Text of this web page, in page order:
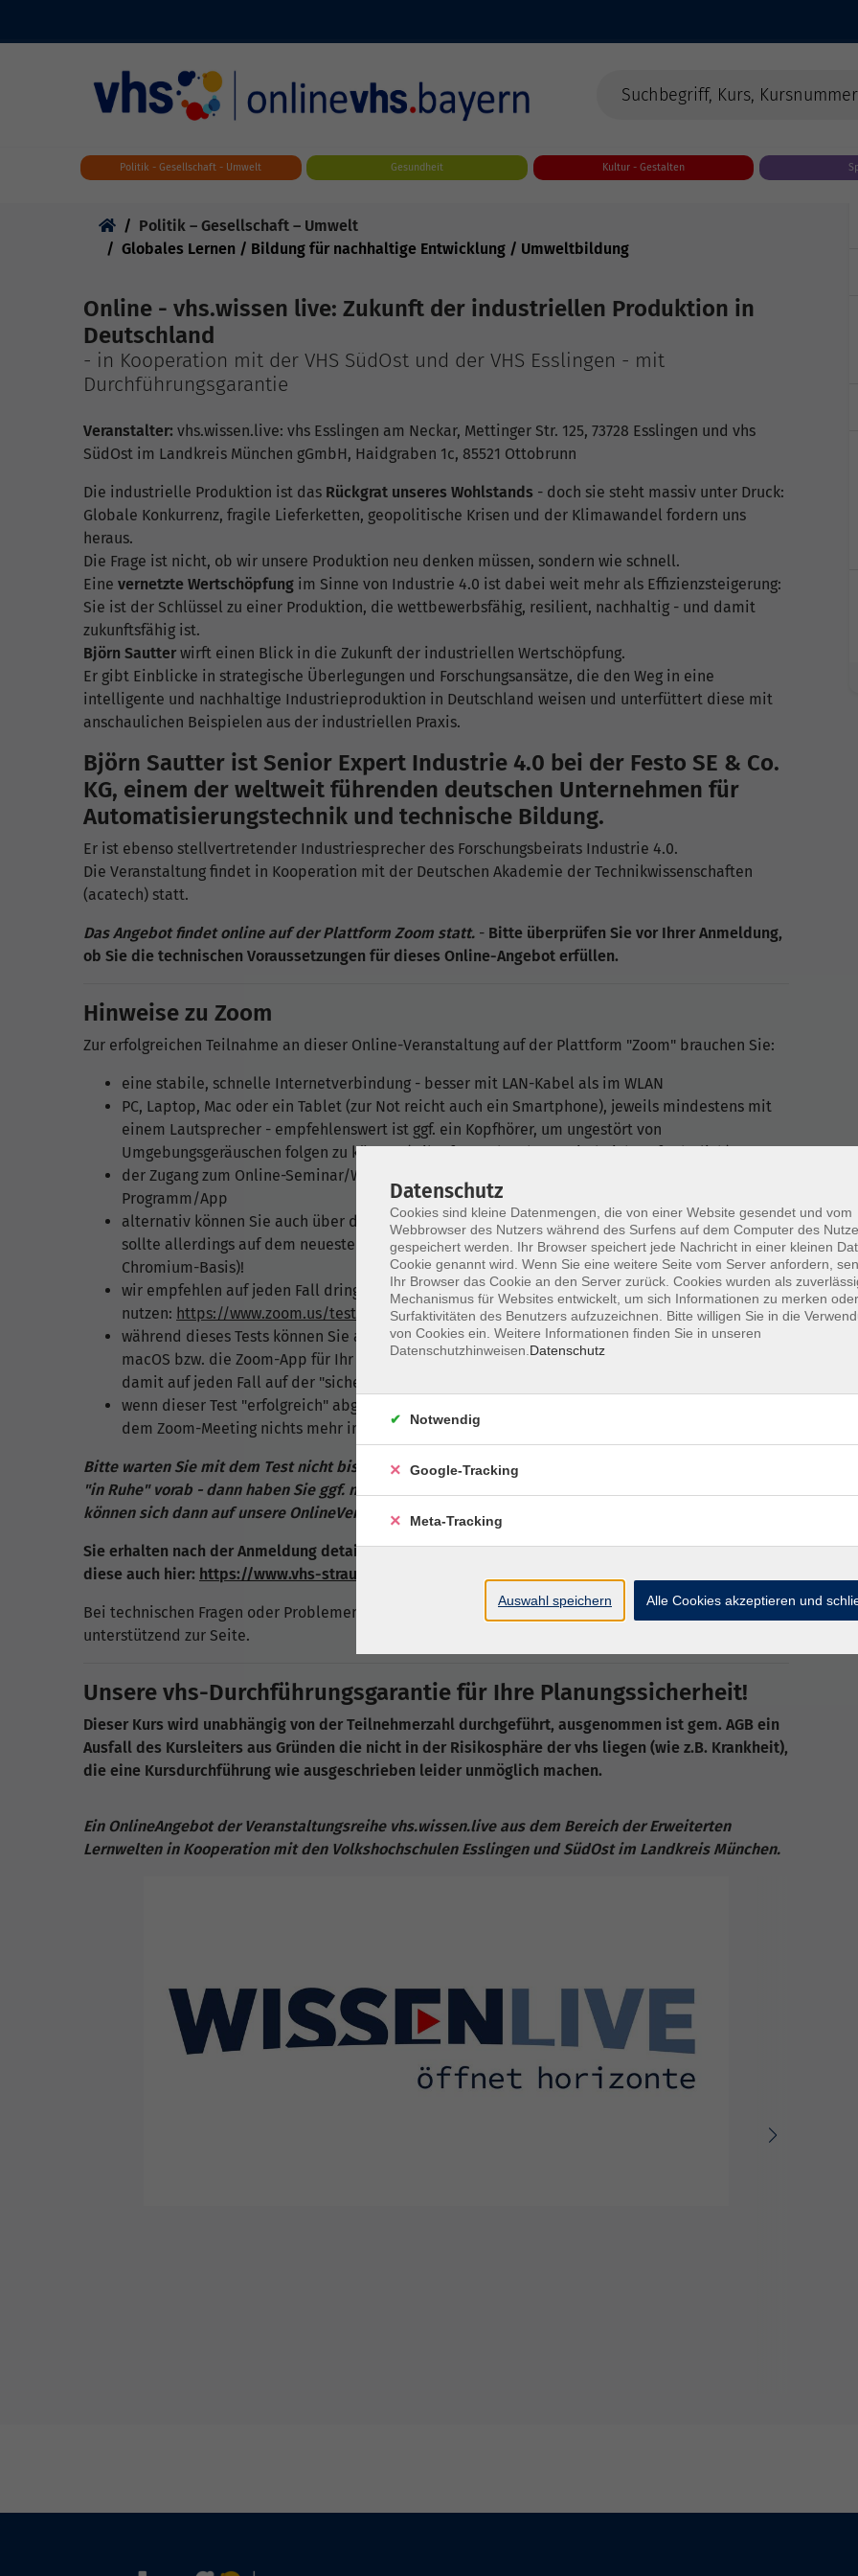
Skip to main content
Politik - Gesellschaft - Umwelt Gesundheit Kultur - Gestalten
Politik – Gesellschaft – Umwelt
Globales Lernen / Bildung für nachhaltige Entwicklung / Umweltbildung
Online - vhs.wissen live: Zukunft der industriellen Produktion in
Deutschland
- in Kooperation mit der VHS SüdOst und der VHS Esslingen - mit
Durchführungsgarantie
Veranstalter: vhs.wissen.live: vhs Esslingen am Neckar, Mettinger Str. 125, 73728 Esslingen und vhs
SüdOst im Landkreis München gGmbH, Haidgraben 1c, 85521 Ottobrunn
Die industrielle Produktion ist das Rückgrat unseres Wohlstands - doch sie steht massiv unter Druck:
Globale Konkurrenz, fragile Lieferketten, geopolitische Krisen und der Klimawandel fordern uns
heraus.
Die Frage ist nicht, ob wir unsere Produktion neu denken müssen, sondern wie schnell.
Eine vernetzte Wertschöpfung im Sinne von Industrie 4.0 ist dabei weit mehr als Effizienzsteigerung:
Sie ist der Schlüssel zu einer Produktion, die wettbewerbsfähig, resilient, nachhaltig - und damit
zukunftsfähig ist.
Björn Sautter wirft einen Blick in die Zukunft der industriellen Wertschöpfung.
Er gibt Einblicke in strategische Überlegungen und Forschungsansätze, die den Weg in eine
intelligente und nachhaltige Industrieproduktion in Deutschland weisen und unterfüttert diese mit
anschaulichen Beispielen aus der industriellen Praxis.
Björn Sautter ist Senior Expert Industrie 4.0 bei der Festo SE & Co.
KG, einem der weltweit führenden deutschen Unternehmen für
Automatisierungstechnik und technische Bildung.
Er ist ebenso stellvertretender Industriesprecher des Forschungsbeirats Industrie 4.0.
Die Veranstaltung findet in Kooperation mit der Deutschen Akademie der Technikwissenschaften
(acatech) statt.
Das Angebot findet online auf der Plattform Zoom statt. - Bitte überprüfen Sie vor Ihrer Anmeldung,
ob Sie die technischen Voraussetzungen für dieses Online-Angebot erfüllen.
Hinweise zu Zoom
Zur erfolgreichen Teilnahme an dieser Online-Veranstaltung auf der Plattform "Zoom" brauchen Sie:
eine stabile, schnelle Internetverbindung - besser mit LAN-Kabel als im WLAN
PC, Laptop, Mac oder ein Tablet (zur Not reicht auch ein Smartphone), jeweils mindestens mit
einem Lautsprecher - empfehlenswert ist ggf. ein Kopfhörer, um ungestört von
Umgebungsgeräuschen folgen zu können (Mikrofon und Webcam sind nicht erforderlich)
der Zugang zum Online-Seminar/Webinar/Live-Stream/Meeting erfolgt über ein kleines
Programm/App
alternativ können Sie auch über den Browser beitreten (keine Installation notwendig - dieser
sollte allerdings auf dem neuesten Stand sein: Firefox, Chrome oder der neue Edge auf
Chromium-Basis)!
wir empfehlen auf jeden Fall dringend, im Vorfeld diesen kurzen Selbst-Test von Zoom zu
nutzen: https://www.zoom.us/test
während dieses Tests können Sie auf Wunsch auch gleich das Zoom-Programm für Windows oder
macOS bzw. die Zoom-App für Ihr mobiles Gerät (Tablet oder Smartphone) installieren und sind
damit auf jeden Fall auf der "sicheren Seite".
wenn dieser Test "erfolgreich" abgeschlossen wurde, sollte einer erfolgreichen Teilnahme an
dem Zoom-Meeting nichts mehr im Wege stehen!
Bitte warten Sie mit dem Test nicht bis kurz vor Beginn der Veranstaltung, sondern machen diesen
"in Ruhe" vorab - dann haben Sie ggf. noch ausreichend Zeit, die Problemlösung anzugehen und
können sich dann auf unsere OnlineVeranstaltung freuen...
Sie erhalten nach der Anmeldung detaillierte Anleitungen für die Nutzung von Zoom - bzw. finden
diese auch hier: https://www.vhs-straubing.de/zoom
Bei technischen Fragen oder Problemen stehen wir Ihnen während unserer ServiceZeiten gerne
unterstützend zur Seite.
Unsere vhs-Durchführungsgarantie für Ihre Planungssicherheit!
Dieser Kurs wird unabhängig von der Teilnehmerzahl durchgeführt, ausgenommen ist gem. AGB ein
Ausfall des Kursleiters aus Gründen die nicht in der Risikosphäre der vhs liegen (wie z.B. Krankheit),
die eine Kursdurchführung wie ausgeschrieben leider unmöglich machen.
Ein OnlineAngebot der Veranstaltungsreihe vhs.wissen.live aus dem Bereich der Erweiterten
Lernwelten in Kooperation mit den Volkshochschulen Esslingen und SüdOst im Landkreis München.
Datenschutz
Cookies sind kleine Datenmengen, die von einer Website gesendet und vom
Webbrowser des Nutzers während des Surfens auf dem Computer des
gespeichert werden. Ihr Browser speichert jede Nachricht in einer kleinen
Cookie genannt wird. Wenn Sie eine weitere Seite vom Server anfordern,
Ihr Browser das Cookie an den Server zurück. Cookies wurden als
Mechanismus für Websites entwickelt, um sich Informationen zu merken
Surfaktivitäten des Benutzers aufzuzeichnen. Bitte willigen Sie in die
von Cookies ein. Weitere Informationen finden Sie in unseren
Datenschutzhinweisen. Datenschutz
Notwendig
Google-Tracking
Meta-Tracking
Auswahl speichern Alle Cookies akzeptieren und